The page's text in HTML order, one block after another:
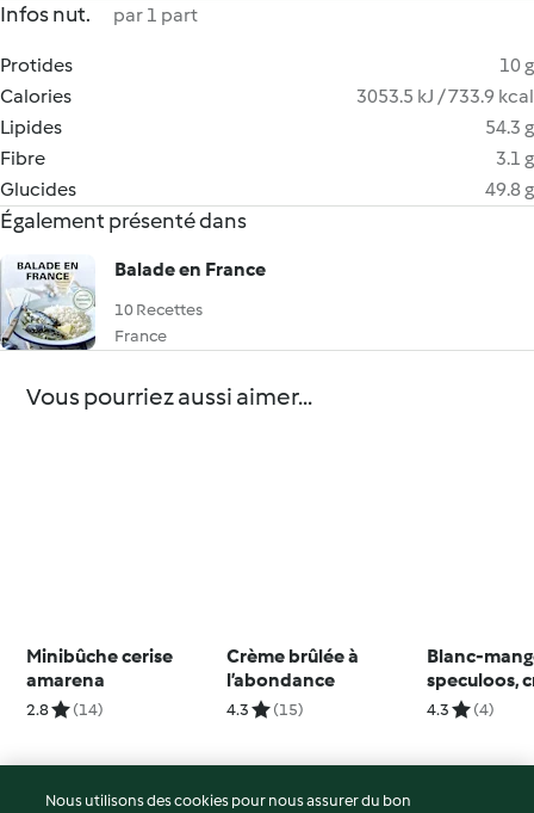
Infos nut. par 1 part
Protides
10 g
Calories
3053.5 kJ / 733.9 kcal
Lipides
54.3 g
Fibre
3.1 g
Glucides
49.8 g
Également présenté dans
Balade en France
10 Recettes
France
Vous pourriez aussi aimer...
Minibûche cerise
amarena
2.8 (14)
Crème brûlée à
l’abondance
4.3 (15)
Blanc-
speculoos,
anglaise à
4.3 (4)
Nous utilisons des cookies pour nous assurer du bon